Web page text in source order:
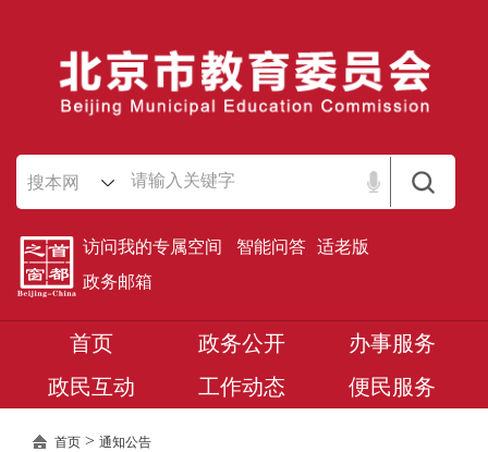
搜本网
访问我的专属空间 智能问答 适老版
政务邮箱
首页 政务公开
办事服务
政民互动
工作动态 便民服务
首页 > 通知公告